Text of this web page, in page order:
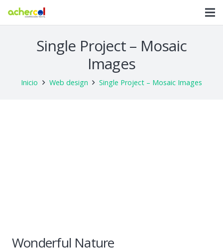
Single Project – Mosaic
Images
Inicio Web design Single Project – Mosaic Images
Wonderful Nature